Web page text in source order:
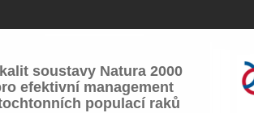
soustavy Natura 2000
efektivní management
populací raků